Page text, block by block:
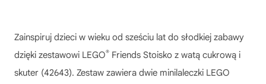
Zainspiruj dzieci w wieku od sześciu lat do słodkiej zabawy
dzięki zestawowi LEGO® Friends Stoisko z watą cukrową i
skuter (42643). Zestaw zawiera dwie minilaleczki LEGO